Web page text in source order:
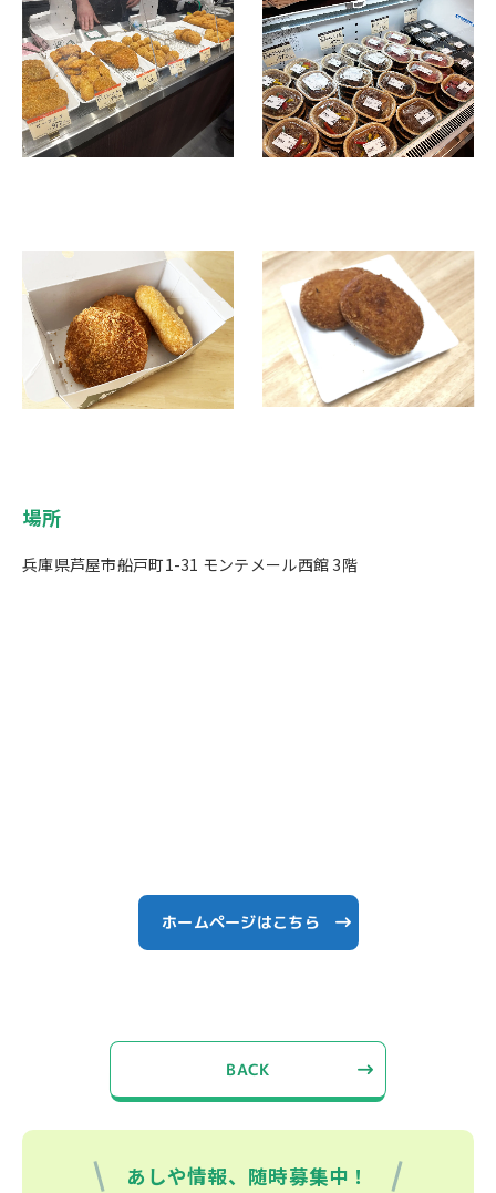
場所
兵庫県芦屋市船戸町1-31 モンテメール西館 3階
ホームページはこちら
BACK
あしや情報、随時募集中！